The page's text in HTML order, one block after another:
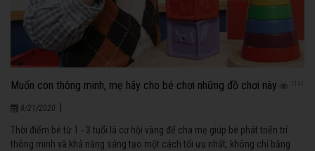
Muốn con thông minh, mẹ hãy cho bé chơi những đồ chơi này 1131
8/21/2020
Thời điểm bé từ 1 - 3 tuổi là cơ hội vàng để cha mẹ giúp bé phát triển trí
thông minh và khả năng sáng tạo một cách tối ưu nhất, không chỉ bằng